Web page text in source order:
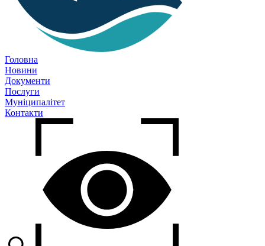
Головна
Новини
Документи
Послуги
Муніципалітет
Контакти